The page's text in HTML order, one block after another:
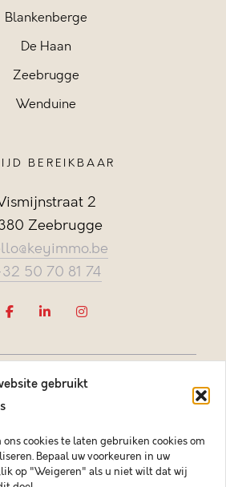
gebruikt
cookies te laten gebruiken cookies om
Bepaal uw voorkeuren in uw
op "Weigeren" als u niet wilt dat wij
Blankenberge
De Haan
Zeebrugge
Wenduine
BEREIKBAAR
2
Zeebrugge
50 70 81 74
BIV België BIV 505084